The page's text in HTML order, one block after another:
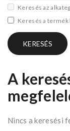
Keresés az
Keresés a termék
A
Nincs a keresési